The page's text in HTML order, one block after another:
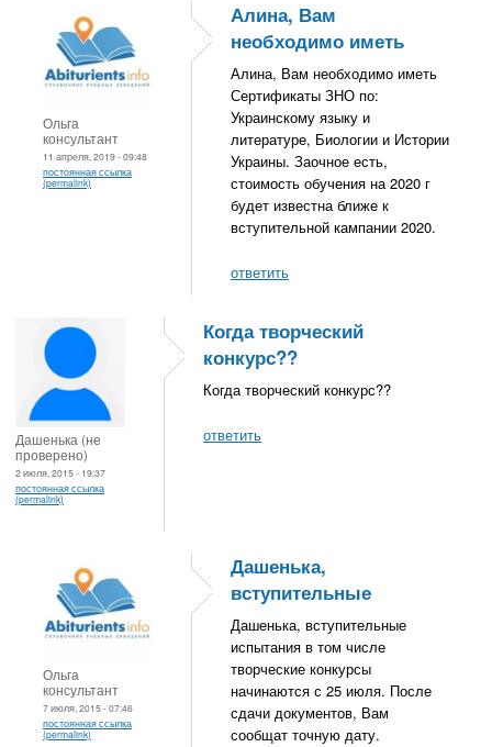
Ольга
консультант
11 апреля, 2019 - 09:48
постоянная ссылка
(permalink)
Алина, Вам
необходимо иметь
Алина, Вам необходимо иметь
Сертификаты ЗНО по:
Украинскому языку и
литературе, Биологии и Истории
Украины. Заочное есть,
стоимость обучения на 2020 г
будет известна ближе к
вступительной кампании 2020.
ответить
Дашенька (не
проверено)
2 июля, 2015 - 19:37
постоянная ссылка
(permalink)
Когда творческий
конкурс??
Когда творческий конкурс??
ответить
Ольга
консультант
7 июля, 2015 - 07:46
постоянная ссылка
(permalink)
Дашенька,
вступительные
Дашенька, вступительные
испытания в том числе
творческие конкурсы
начинаются с 25 июля. После
сдачи документов, Вам
сообщат точную дату.